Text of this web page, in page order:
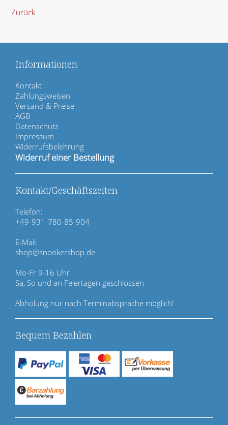
Zurück
Informationen
N
a
v
i
g
a
t
i
n
ü
b
e
r
p
r
i
n
g
e
n
Kontakt
Zahlungsweisen
Versand & Preise
AGB
Datenschutz
Impressum
Widerrufsbelehrung
Widerruf einer Bestellung
Kontakt/Geschäftszeiten
Telefon:
+49-931-780-85-904
E-Mail:
shop@snookershop.de
Mo-Fr 9-16 Uhr
Sa, So und an Feiertagen geschlossen
Abholung nur nach Terminabsprache möglich!
Bequem Bezahlen